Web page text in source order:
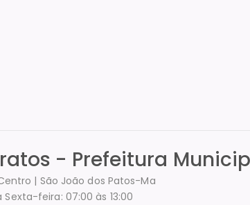
- Prefeitura
| São João dos Patos-Ma
feira: 07:00 às 13:00